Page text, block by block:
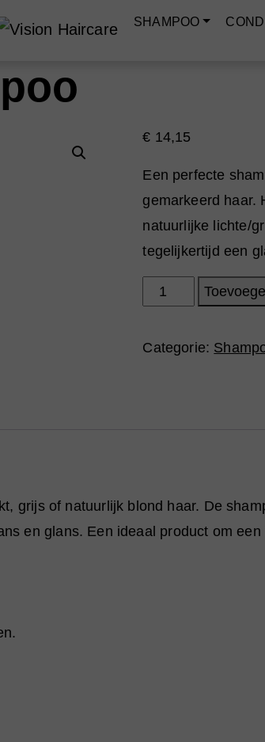
SHAMPOO
€ 14,15
Een perfecte
gemarkeerd haar.
natuurlijke lichte/
tegelijkertijd een
Shampoo
Categorie:
grijs of natuurlijk blond haar. De
en glans. Een ideaal product om